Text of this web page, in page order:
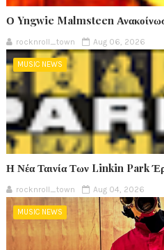
Ο Yngwie Malmsteen
rocknroll_town Aug 06, 2026
MUSIC NEWS
Η Νέα Ταινία Των Linkin Park
rocknroll_town Aug 04, 2026
MUSIC NEWS